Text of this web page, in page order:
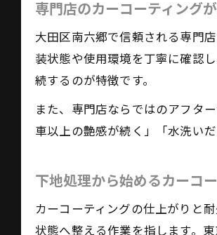
専門店のカーコーティング
大田区南六郷で信頼される専門
装状態や使用環境を丁寧に確認
続するのが特徴です。
また、専門店ならではのアフタ
車以上の艶感が続く」「水洗い
下地処理から始めるカーコ
カーコーティングの仕上がりと
状態へ整える作業を指します。